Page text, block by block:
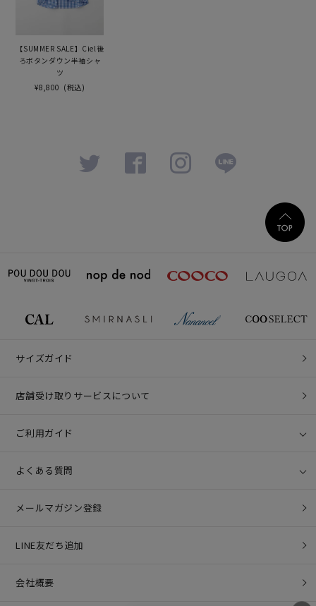
【SUMMER SALE】Ciel後
ろボタンダウン半袖シャ
ツ
¥8,800 (税込)
サイズガイド
店舗受け取りサービスについて
ご利用ガイド
よくある質問
メールマガジン登録
LINE友だち追加
会社概要